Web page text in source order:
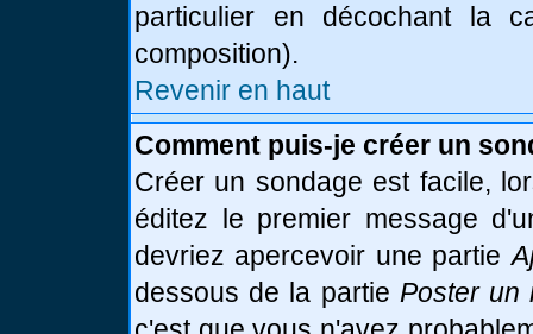
particulier en décochant la
composition).
Revenir en haut
Comment puis-je créer un
Créer un sondage est facile,
éditez le premier message
devriez apercevoir une partie
dessous de la partie Poster un